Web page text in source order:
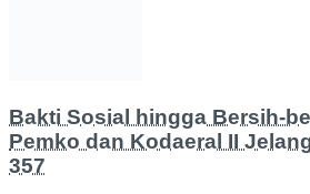
Bakti Sosial hingga Bersih-
Pemko dan Kodaeral II
357